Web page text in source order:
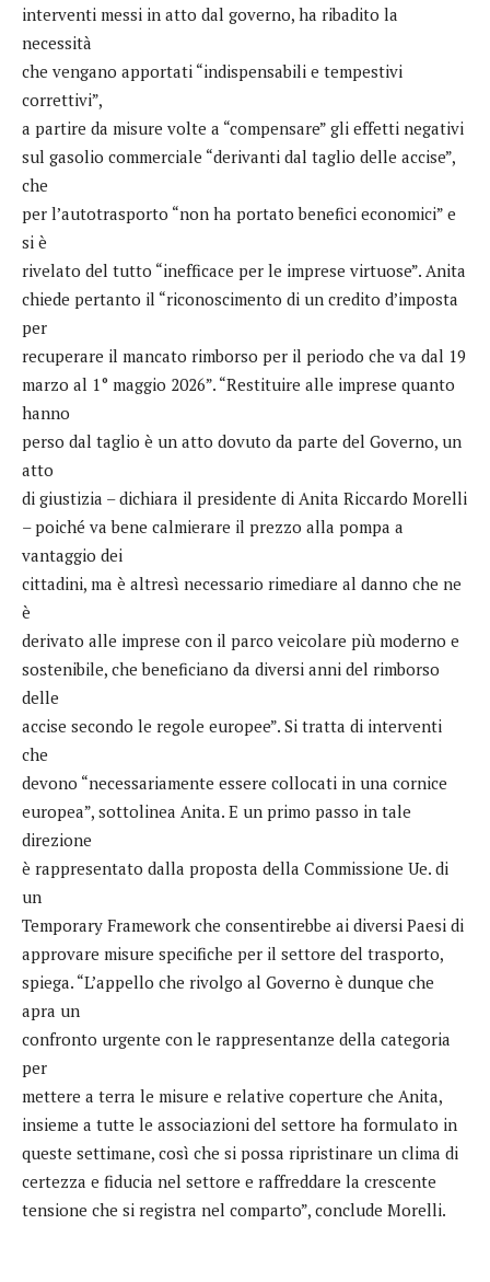
interventi messi in atto dal governo, ha ribadito la
necessità
che vengano apportati “indispensabili e tempestivi
correttivi”,
a partire da misure volte a “compensare” gli effetti negativi
sul gasolio commerciale “derivanti dal taglio delle accise”,
che
per l’autotrasporto “non ha portato benefici economici” e
si è
rivelato del tutto “inefficace per le imprese virtuose”. Anita
chiede pertanto il “riconoscimento di un credito d’imposta
per
recuperare il mancato rimborso per il periodo che va dal 19
marzo al 1° maggio 2026”. “Restituire alle imprese quanto
hanno
perso dal taglio è un atto dovuto da parte del Governo, un
atto
di giustizia – dichiara il presidente di Anita Riccardo Morelli
– poiché va bene calmierare il prezzo alla pompa a
vantaggio dei
cittadini, ma è altresì necessario rimediare al danno che ne
è
derivato alle imprese con il parco veicolare più moderno e
sostenibile, che beneficiano da diversi anni del rimborso
delle
accise secondo le regole europee”. Si tratta di interventi
che
devono “necessariamente essere collocati in una cornice
europea”, sottolinea Anita. E un primo passo in tale
direzione
è rappresentato dalla proposta della Commissione Ue. di
un
Temporary Framework che consentirebbe ai diversi Paesi di
approvare misure specifiche per il settore del trasporto,
spiega. “L’appello che rivolgo al Governo è dunque che
apra un
confronto urgente con le rappresentanze della categoria
per
mettere a terra le misure e relative coperture che Anita,
insieme a tutte le associazioni del settore ha formulato in
queste settimane, così che si possa ripristinare un clima di
certezza e fiducia nel settore e raffreddare la crescente
tensione che si registra nel comparto”, conclude Morelli.